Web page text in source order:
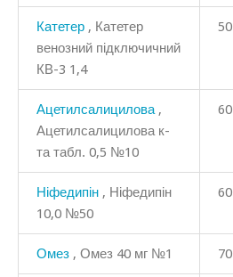
Катетер , Катетер
венозний підключичний
КВ-3 1,4
50
Ацетилсалицилова ,
Ацетилсалицилова к-
та табл. 0,5 №10
60
Ніфедипін , Ніфедипін
10,0 №50
60
Омез , Омез 40 мг №1 70